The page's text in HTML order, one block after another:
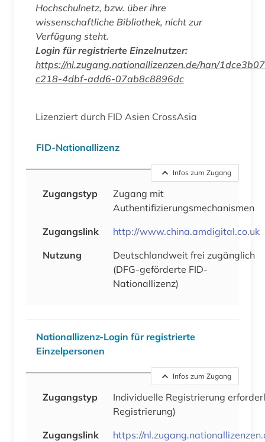
Hochschulnetz, bzw. über ihre
wissenschaftliche Bibliothek, nicht zur
Verfügung steht.
Login für registrierte Einzelnutzer:
https://nl.zugang.nationallizenzen.de/han/
c218-4dbf-add6-07ab8c8896dc
Lizenziert durch FID Asien CrossAsia
FID-Nationallizenz
Infos zum Zugang
Zugangstyp
Zugang mit
Authentifizierungsmechanismen
Zugangslink
http://www.china.amdigital.co.uk
Nutzung
Deutschlandweit frei zugänglich
(DFG-geförderte FID-
Nationallizenz)
Nationallizenz-Login für registrierte
Einzelpersonen
Infos zum Zugang
Zugangstyp
Individuelle Registrierung
Registrierung)
Zugangslink
https://